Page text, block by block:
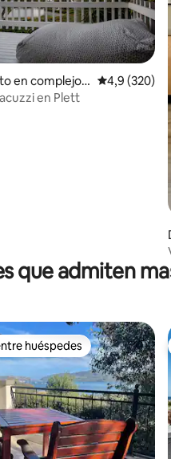
5. 122 evaluaciones
en complejo r
Bay
Calificación
4,9 (320)
en Plett
que admiten
los huéspedes más
huéspedes